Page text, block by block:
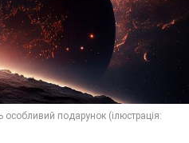
особливий подарунок (ілюстрація: